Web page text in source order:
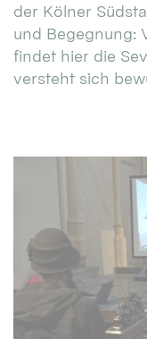
der Kölner
und Begegnung:
findet hier die
versteht sich